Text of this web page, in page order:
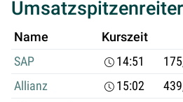
Umsatzspitzenreiter
Name Kurszeit
SAP
14:51
Allianz
15:02